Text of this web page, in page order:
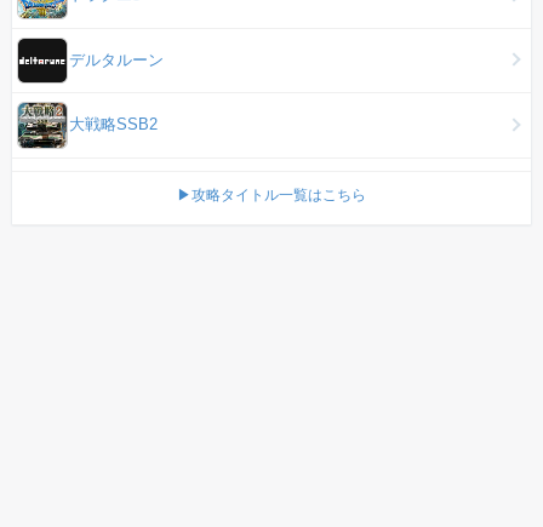
デルタルーン
大戦略SSB2
▶攻略タイトル一覧はこちら